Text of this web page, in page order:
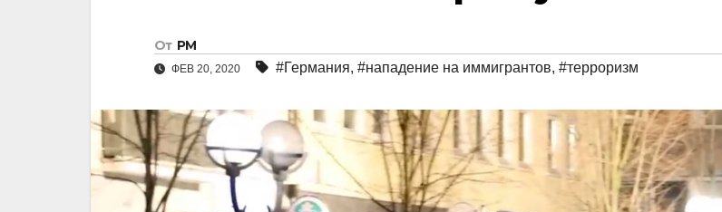
От РМ
ФЕВ 20, 2020 #Германия, #нападение на иммигрантов, #терроризм